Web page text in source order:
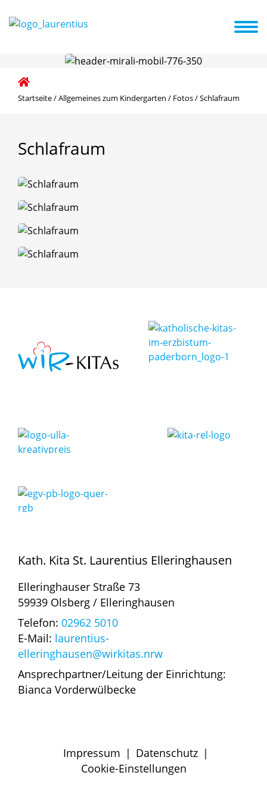
Aktuelles / Termine
Startseite/Allgemeines zum Kindergarten / Fotos/Schlafraum
Schlafraum
Kath. Kita St. Laurentius Elleringhausen
Elleringhauser Straße 73
59939 Olsberg / Elleringhausen
Telefon: 02962 5010
E-Mail: laurentius-
elleringhausen@wirkitas.nrw
Ansprechpartner/Leitung der Einrichtung:
Bianca Vorderwülbecke
Impressum | Datenschutz |
Cookie-Einstellungen